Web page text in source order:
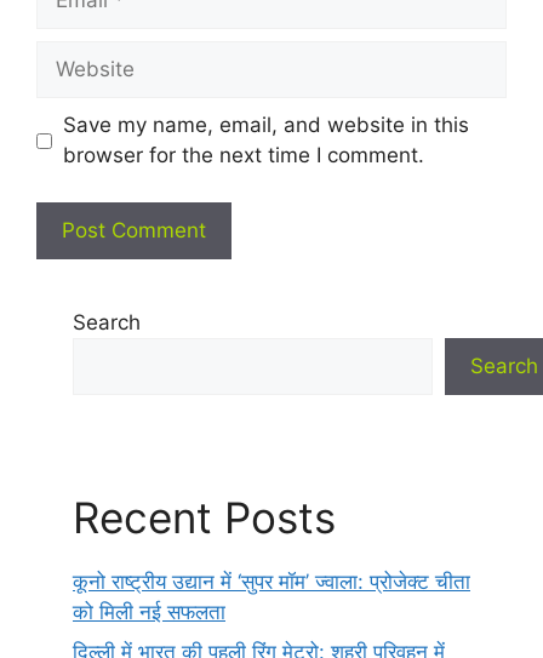
Website
Save my name, email, and website in this
browser for the next time I comment.
Search
Search
Recent Posts
कूनो राष्ट्रीय उद्यान में ‘सुपर मॉम’ ज्वाला: प्रोजेक्ट चीता
को मिली नई सफलता
दिल्ली में भारत की पहली रिंग मेट्रो: शहरी परिवहन में